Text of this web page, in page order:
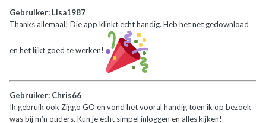
Gebruiker: Lisa1987
Thanks allemaal! Die app klinkt echt handig. Heb het net gedownload
en het lijkt goed te werken!
Gebruiker: Chris66
Ik gebruik ook Ziggo GO en vond het vooral handig toen ik op bezoek
was bij m’n ouders. Kun je echt simpel inloggen en alles kijken!